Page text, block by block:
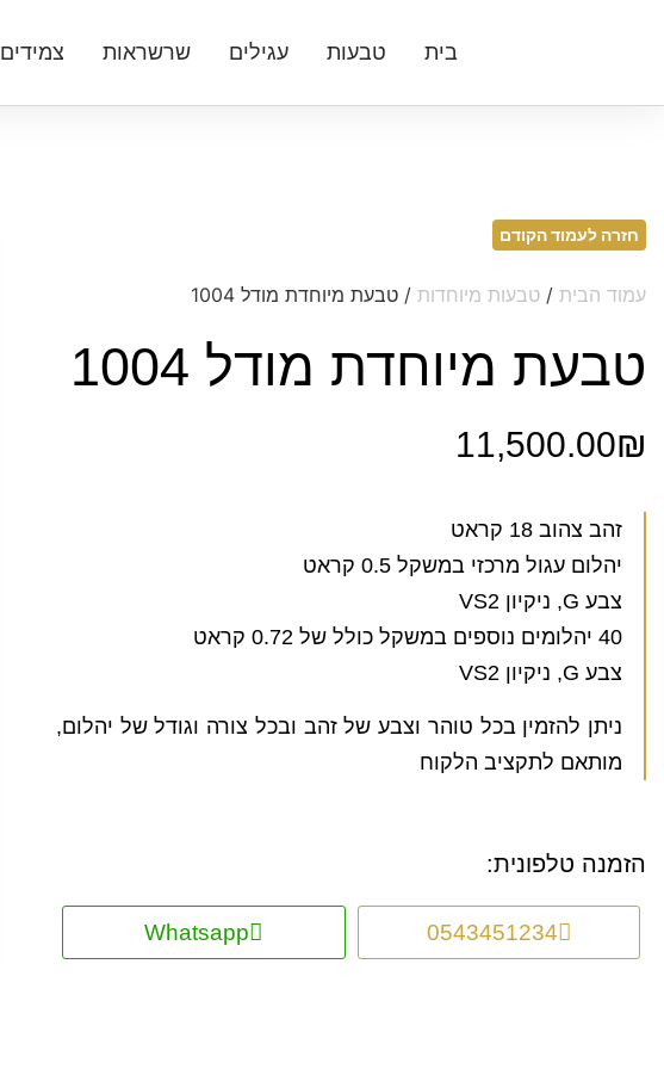
בית טבעות עגילים שרשראות צמידים
חזרה לעמוד הקודם
עמוד הבית / טבעות מיוחדות / טבעת מיוחדת מודל 1004
טבעת מיוחדת מודל 1004
11,500.00₪
זהב צהוב 18 קראט
יהלום עגול מרכזי במשקל 0.5 קראט
צבע G, ניקיון VS2
40 יהלומים נוספים במשקל כולל של 0.72 קראט
צבע G, ניקיון VS2
ניתן להזמין בכל טוהר וצבע של זהב ובכל צורה וגודל של יהלום,
מותאם לתקציב הלקוח
הזמנה טלפונית:
0543451234
Whatsapp